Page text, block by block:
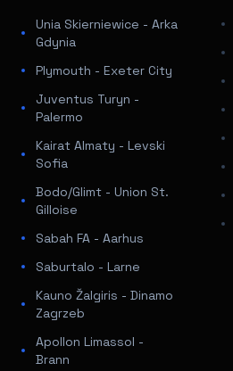
Unia Skierniewice - Arka
Gdynia
Plymouth - Exeter City
Juventus Turyn -
Palermo
Kairat Almaty - Levski
Sofia
Bodo/Glimt - Union St.
Gilloise
Sabah FA - Aarhus
Saburtalo - Larne
Kauno Žalgiris - Dinamo
Zagrzeb
Apollon Limassol -
Brann